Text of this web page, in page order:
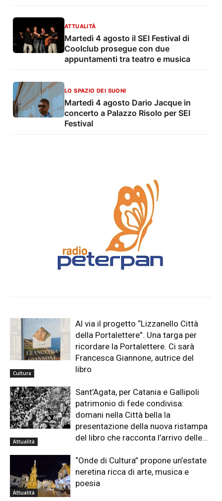
ATTUALITÀ
Martedì 4 agosto il SEI Festival di
Coolclub prosegue con due
appuntamenti tra teatro e musica
LO SPAZIO DEI SUONI
Martedì 4 agosto Dario Jacque in
concerto a Palazzo Risolo per SEI
Festival
Cultura
Al via il progetto “Lizzanello Città
della Portalettere”. Una targa per
ricordare la Portalettere. Ci sarà
Francesca Giannone, autrice del
libro
Attualità
Sant’Agata, per Catania e Gallipoli
patrimonio di fede condivisa:
domani nella Città bella la
presentazione della nuova ristampa
del libro che racconta l’arrivo delle...
Attualità
“Onde di Cultura” propone un’estate
neretina ricca di arte, musica e
poesia